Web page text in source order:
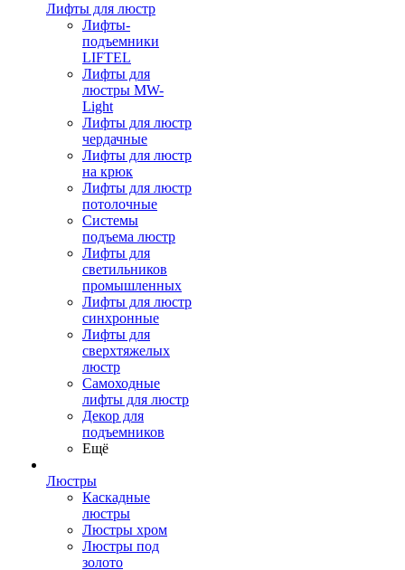
Лифты для люстр
Лифты-
подъемники
LIFTEL
Лифты для
люстры MW-
Light
Лифты для люстр
чердачные
Лифты для люстр
на крюк
Лифты для люстр
потолочные
Системы
подъема люстр
Лифты для
светильников
промышленных
Лифты для люстр
синхронные
Лифты для
сверхтяжелых
люстр
Самоходные
лифты для люстр
Декор для
подъемников
Ещё
Люстры
Каскадные
люстры
Люстры хром
Люстры под
золото